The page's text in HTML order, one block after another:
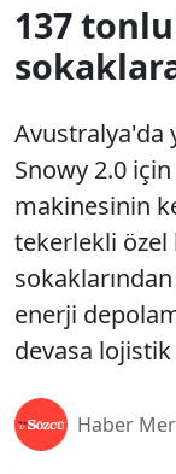
137
Avustralya'da
Snowy 2.0
makinesinin
tekerlekli özel
enerji
devasa
Haber